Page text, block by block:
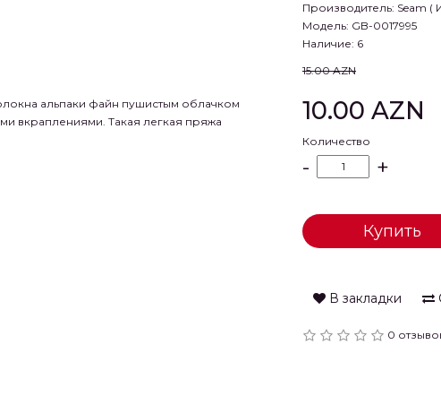
альпаки файн пушистым облачком
вкраплениями. Такая легкая пряжа
Производитель: Seam (
Модель: GB-0017995
Наличие: 6
15.00 AZN
10.00 AZN
Количество
- +
Купить
В закладки
0